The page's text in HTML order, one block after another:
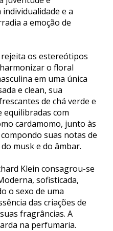
e a
a emoção de
os estereótipos
o floral
em uma única
e clean, sua
de chá verde e
com
cardamomo, junto às
suas notas de
musk e do âmbar.
Klein consagrou-se
sofisticada,
o sexo de uma
das criações de
fragrâncias. A
na perfumaria.